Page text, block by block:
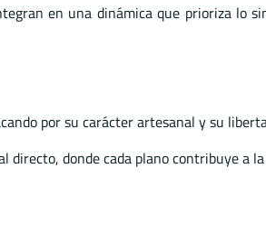
en una dinámica que prioriza lo
por su carácter artesanal y su
donde cada plano contribuye a